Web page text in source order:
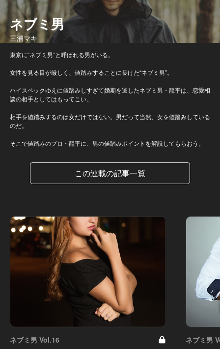
ネブミ男
三浦マキ
東京に“ネブミ男”と呼ばれる男がいる。
女性を見る目が厳しく、値踏みすることに長けた“ネブミ男”。
ハイスペックゆえに値踏みしすぎて婚期を逃したネブミ男・龍平は、恋愛相
談の相手としてはもってこい。
相手を値踏みするのは女だけではない。男だって当然、女を値踏みしている
のだ。
そこで値踏みのプロ・龍平に、男の値踏みポイントを解説してもらおう。
この連載の記事一覧
ネブミ男 Vol.16 ネブミ男